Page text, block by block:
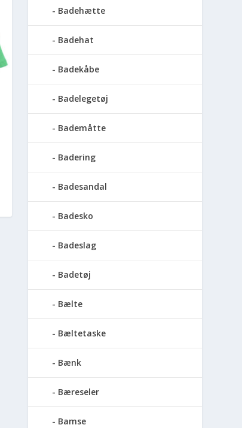
Badehætte
Badehat
Badekåbe
Badelegetøj
Bademåtte
Badering
Badesandal
Badesko
Badeslag
Badetøj
Bælte
Bæltetaske
Bænk
Bæreseler
Bamse